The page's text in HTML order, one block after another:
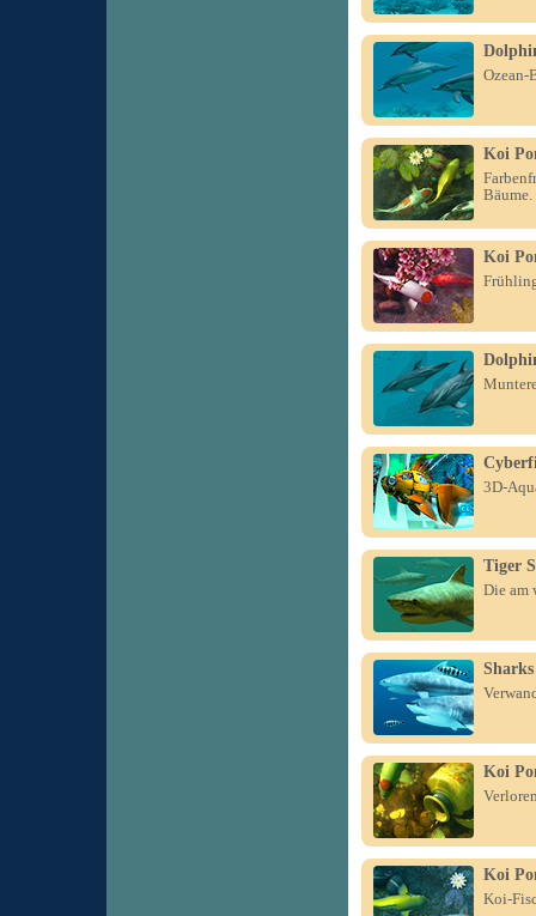
Ozean-
Koi
Bäume.
Koi
3D-
Tiger
Die am
Sharks
Koi
Koi
Koi-